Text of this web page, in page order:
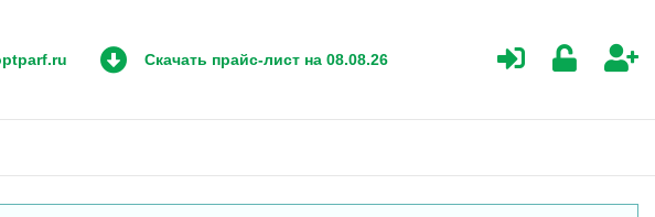
Скачать прайс-лист на 08.08.26